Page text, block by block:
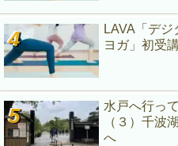
LAVA「デジ
ヨガ」初受
水戸へ行っ
（３）千波
へ